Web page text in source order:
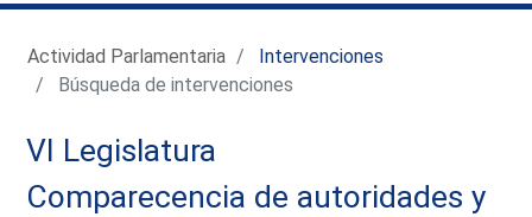
Actividad Parlamentaria
Intervenciones
Búsqueda de intervenciones
VI Legislatura
Comparecencia de autoridades y